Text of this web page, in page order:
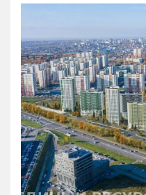
Все
Все
Цена
от
Общая площадь, м²
от
Срок сдачи
от